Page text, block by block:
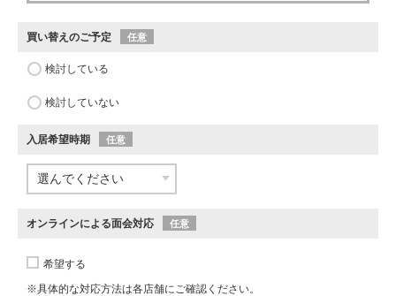
買い替えのご予定 任意
検討している
検討していない
入居希望時期 任意
オンラインによる面会対応 任意
希望する
※具体的な対応方法は各店舗にご確認ください。